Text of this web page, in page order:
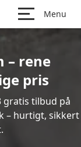
Menu
– rene
pris
gratis tilbud på
– hurtigt, sikkert